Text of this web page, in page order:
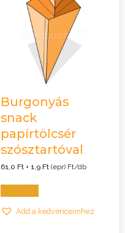
Burgonyás
snack
papírtölcsér
szósztartóval
61,0Ft + 1,9Ft (epr) Ft/db
Kosárba
Add a kedvenceimhez